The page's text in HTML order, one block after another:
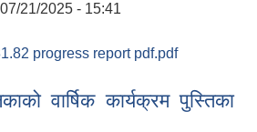
21/2025 - 15:41
progress report pdf.pdf
भौतिक प्रगति प्रतिवेदन
वार्षिक कार्यक्रम पुस्तिका